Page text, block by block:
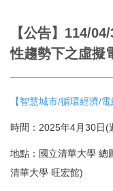
【公告】114/
性趨勢下之虛擬
【智慧城市/循環經濟/
時間：2025年4月30日(
地點：國立清華大學 總
清華大學 旺宏館)